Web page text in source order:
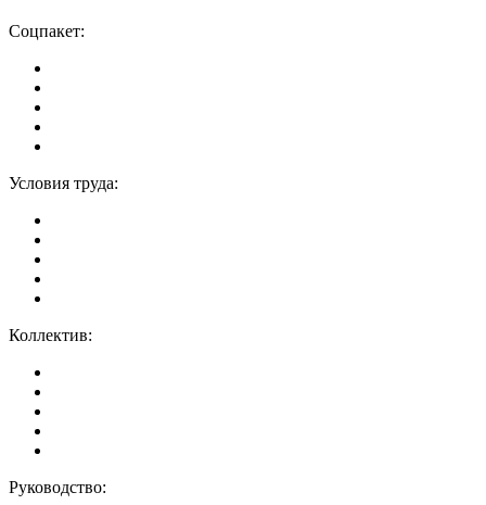
Соцпакет:
Условия труда:
Коллектив:
Руководство: